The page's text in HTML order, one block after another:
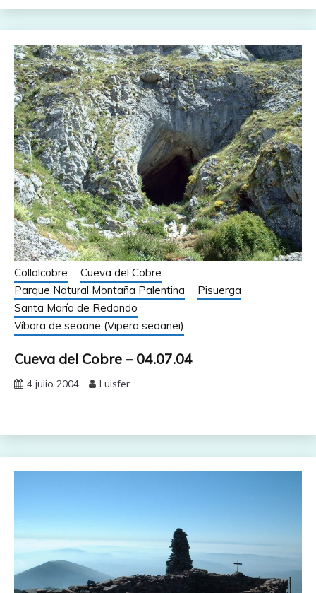
Collalcobre
Cueva del Cobre
Parque Natural Montaña Palentina
Pisuerga
Santa María de Redondo
Víbora de seoane (Vipera seoanei)
Cueva del Cobre – 04.07.04
4 julio 2004 Luisfer